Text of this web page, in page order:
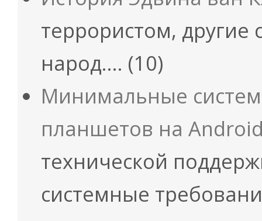
террористом, другие
народ.… (10)
Минимальные
планшетов на
технической
системные